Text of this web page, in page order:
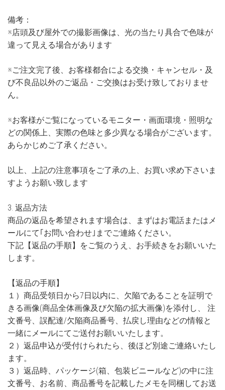
備考：
※店頭及び屋外での撮影画像は、光の当たり具合で色味が
違って見える場合があります
※ご注文完了後、お客様都合による交換・キャンセル・及
び不良品以外のご返品・ご交換はお受け致しておりませ
ん。
※お客様がご覧になっているモニター・画面環境・照明な
どの関係上、実際の色味と多少異なる場合がございます。
あらかじめご了承ください。
以上、上記の注意事項をご了承の上、お買い求め下さいま
すようお願い致します
3. 返品方法
商品の返品を希望されます場合は、まずはお電話またはメ
ールにて｢お問い合わせ｣までご連絡ください。
下記【返品の手順】をご覧のうえ、お手続きをお願いいた
します。
【返品の手順】
１）商品受領日から7日以内に、欠陥であることを証明で
きる画像(商品全体画像及び欠陥の拡大画像)を添付し、 注
文番号、誤配達/欠陥商品番号、払戻し理由などの情報と
一緒にメールにてご送付お願いいたします。
２）返品申込が受付けられたら、後ほど別途ご連絡いたし
ます。
３）返品時、パッケージ(箱、包装ビニールなど)の中に注
文番号、お名前、商品番号を記載したメモを同梱してお送